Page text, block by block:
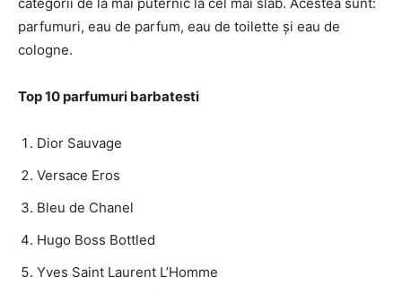
parfumuri, eau de parfum, eau de toilette și eau de
cologne.
Top 10 parfumuri barbatesti
Dior Sauvage
Versace Eros
Bleu de Chanel
Hugo Boss Bottled
Yves Saint Laurent L’Homme